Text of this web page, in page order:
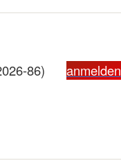
86)
anmelden